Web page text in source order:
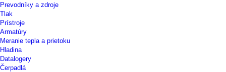
Prevodníky a zdroje
Tlak
Prístroje
Armatúry
Meranie tepla a prietoku
Hladina
Datalogery
Čerpadlá